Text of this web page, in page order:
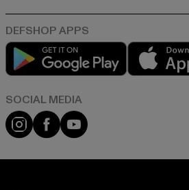
Play market
Instagram
FacebookYouTube